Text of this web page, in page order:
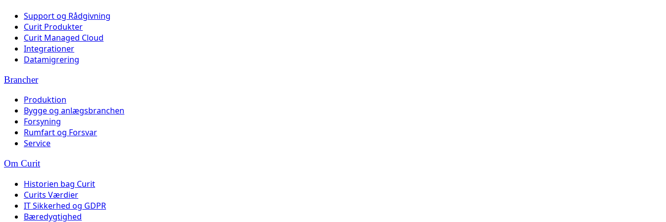
Support og Rådgivning
Curit Produkter
Curit Managed Cloud
Integrationer
Datamigrering
Brancher
Produktion
Bygge og anlægsbranchen
Forsyning
Rumfart og Forsvar
Service
Om Curit
Historien bag Curit
Curits Værdier
IT Sikkerhed og GDPR
Bæredygtighed